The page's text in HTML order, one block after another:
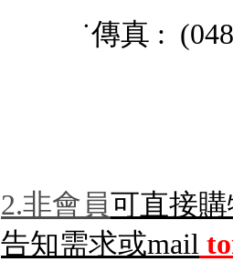
˙傳真 :
2.非會員可直接
告知需求或mail